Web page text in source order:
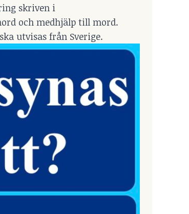
skriven i
och medhjälp till mord.
utvisas från Sverige.